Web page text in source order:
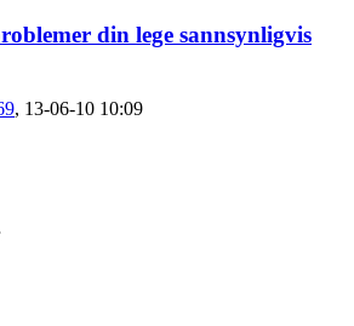
din lege sannsynligvis
, 13-06-10 10:09